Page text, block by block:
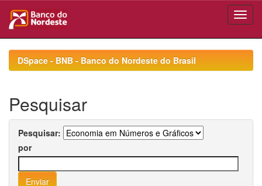
navigationDSpace - BNB - Banco do Nordeste do Brasil
Pesquisar
Pesquisar:
por